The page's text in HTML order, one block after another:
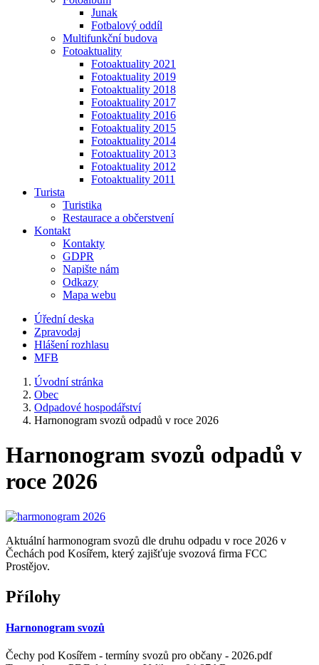
Junak
Fotbalový oddíl
Multifunkční budova
Fotoaktuality
Fotoaktuality 2021
Fotoaktuality 2019
Fotoaktuality 2018
Fotoaktuality 2017
Fotoaktuality 2016
Fotoaktuality 2015
Fotoaktuality 2014
Fotoaktuality 2013
Fotoaktuality 2012
Fotoaktuality 2011
Turista
Turistika
Restaurace a občerstvení
Kontakt
Kontakty
GDPR
Napište nám
Odkazy
Mapa webu
Úřední deska
Zpravodaj
Hlášení rozhlasu
MFB
Úvodní stránka
Obec
Odpadové hospodářství
Harnonogram svozů odpadů v roce 2026
Harnonogram svozů odpadů v
roce 2026
Aktuální harmonogram svozů dle druhu odpadu v roce 2026 v
Čechách pod Kosířem, který zajišťuje svozová firma FCC
Prostějov.
Přílohy
Harnonogram svozů
Čechy pod Kosířem - termíny svozů pro občany - 2026.pdf